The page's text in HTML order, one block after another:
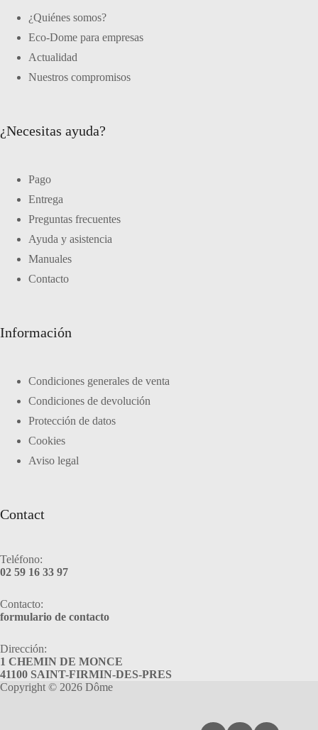
¿Quiénes somos?
Eco-Dome para empresas
Actualidad
Nuestros compromisos
¿Necesitas ayuda?
Pago
Entrega
Preguntas frecuentes
Ayuda y asistencia
Manuales
Contacto
Información
Condiciones generales de venta
Condiciones de devolución
Protección de datos
Cookies
Aviso legal
Contact
Teléfono:
02 59 16 33 97
Contacto:
formulario de contacto
Dirección:
1 CHEMIN DE MONCE
41100 SAINT-FIRMIN-DES-PRES
Copyright © 2026 Dôme